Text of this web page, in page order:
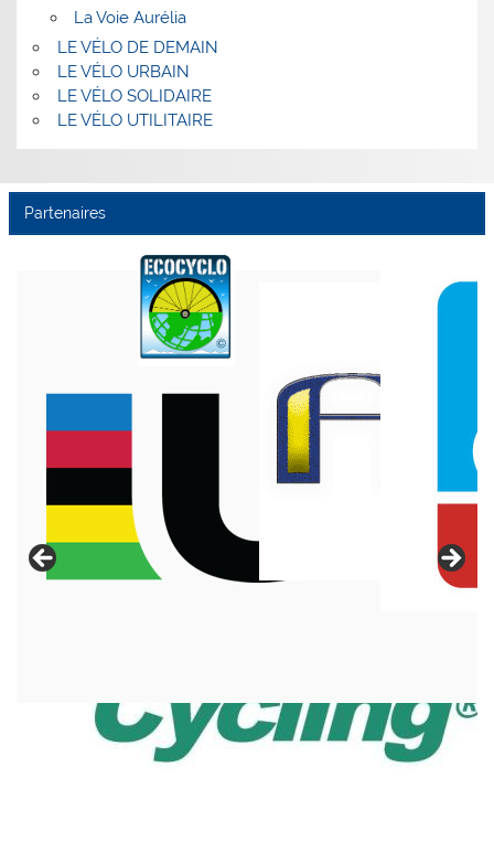
La Voie Aurélia
LE VÉLO DE DEMAIN
LE VÉLO URBAIN
LE VÉLO SOLIDAIRE
LE VÉLO UTILITAIRE
Partenaires